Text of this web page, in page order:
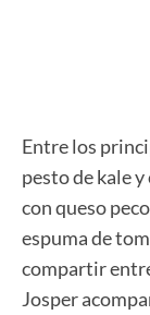
Entre los
pesto de kale
con queso
espuma de
compartir
Josper